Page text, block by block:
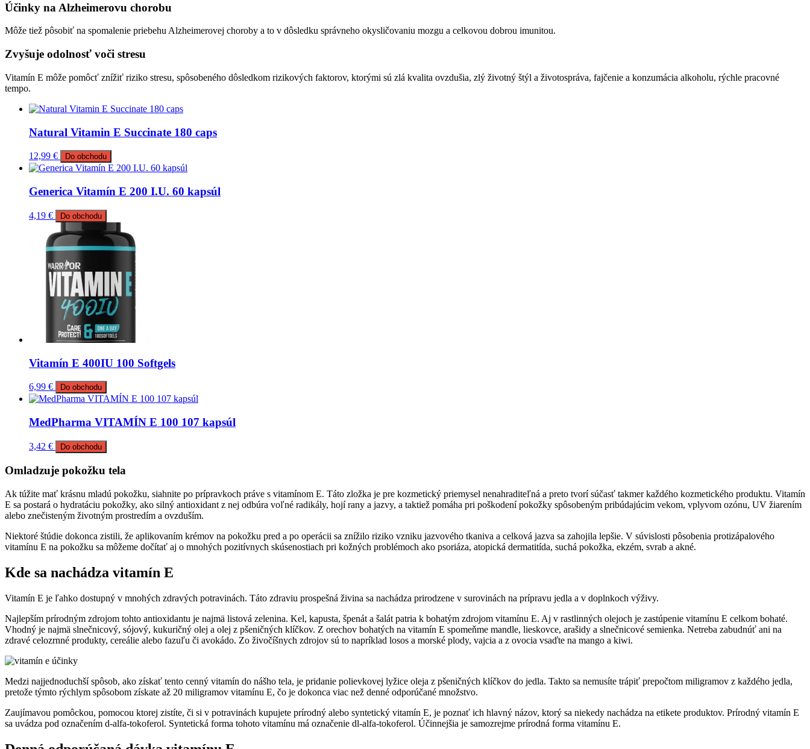
Účinky na Alzheimerovu chorobu
Môže tiež pôsobiť na spomalenie priebehu Alzheimerovej choroby a to v dôsledku správneho okysličovaniu mozgu a celkovou dobrou imunitou.
Zvyšuje odolnosť voči stresu
Vitamín E môže pomôcť znížiť riziko stresu, spôsobeného dôsledkom rizikových faktorov, ktorými sú zlá kvalita ovzdušia, zlý životný štýl a životospráva, fajčenie a konzumácia alkoholu, rýchle pracovné
tempo.
Natural Vitamin E Succinate 180 caps
12,99 € Do obchodu
Generica Vitamín E 200 I.U. 60 kapsúl
4,19 € Do obchodu
Vitamín E 400IU 100 Softgels
6,99 € Do obchodu
MedPharma VITAMÍN E 100 107 kapsúl
3,42 € Do obchodu
Omladzuje pokožku tela
Ak túžite mať krásnu mladú pokožku, siahnite po prípravkoch práve s vitamínom E. Táto zložka je pre kozmetický priemysel nenahraditeľná a preto tvorí súčasť takmer každého kozmetického produktu. Vitamín
E sa postará o hydratáciu pokožky, ako silný antioxidant z nej odbúra voľné radikály, hojí rany a jazvy, a taktiež pomáha pri poškodení pokožky spôsobeným pribúdajúcim vekom, vplyvom ozónu, UV žiarením
alebo znečisteným životným prostredím a ovzduším.
Niektoré štúdie dokonca zistili, že aplikovaním krémov na pokožku pred a po operácii sa znížilo riziko vzniku jazvového tkaniva a celková jazva sa zahojila lepšie. V súvislosti pôsobenia protizápalového
vitamínu E na pokožku sa môžeme dočítať aj o mnohých pozitívnych skúsenostiach pri kožných problémoch ako psoriáza, atopická dermatitída, suchá pokožka, ekzém, svrab a akné.
Kde sa nachádza vitamín E
Vitamín E je ľahko dostupný v mnohých zdravých potravinách. Táto zdraviu prospešná živina sa nachádza prirodzene v surovinách na prípravu jedla a v doplnkoch výživy.
Najlepším prírodným zdrojom tohto antioxidantu je najmä listová zelenina. Kel, kapusta, špenát a šalát patria k bohatým zdrojom vitamínu E. Aj v rastlinných olejoch je zastúpenie vitamínu E celkom bohaté.
Vhodný je najmä slnečnicový, sójový, kukuričný olej a olej z pšeničných klíčkov. Z orechov bohatých na vitamín E spomeňme mandle, lieskovce, arašidy a slnečnicové semienka. Netreba zabudnúť ani na
zdravé celozrnné produkty, cereálie alebo fazuľu či avokádo. Zo živočíšnych zdrojov sú to napríklad losos a morské plody, vajcia a z ovocia vsaďte na mango a kiwi.
Medzi najjednoduchší spôsob, ako získať tento cenný vitamín do nášho tela, je pridanie polievkovej lyžice oleja z pšeničných klíčkov do jedla. Takto sa nemusíte trápiť prepočtom miligramov z každého jedla,
pretože týmto rýchlym spôsobom získate až 20 miligramov vitamínu E, čo je dokonca viac než denné odporúčané množstvo.
Zaujímavou pomôckou, pomocou ktorej zistíte, či si v potravinách kupujete prírodný alebo syntetický vitamín E, je poznať ich hlavný názov, ktorý sa niekedy nachádza na etikete produktov. Prírodný vitamín E
sa uvádza pod označením d-alfa-tokoferol. Syntetická forma tohoto vitamínu má označenie dl-alfa-tokoferol. Účinnejšia je samozrejme prírodná forma vitamínu E.